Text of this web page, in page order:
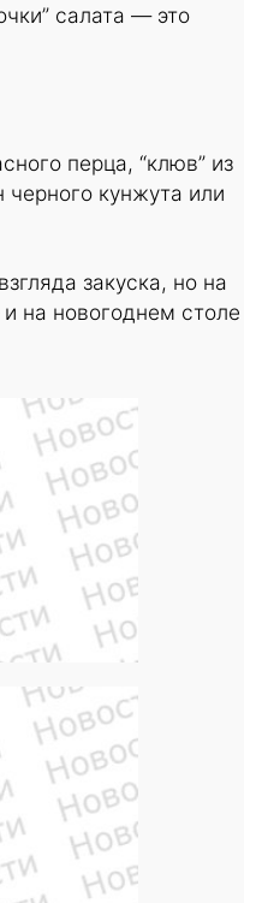
салата — это
перца, “клюв” из
черного кунжута или
закуска, но на
на новогоднем столе